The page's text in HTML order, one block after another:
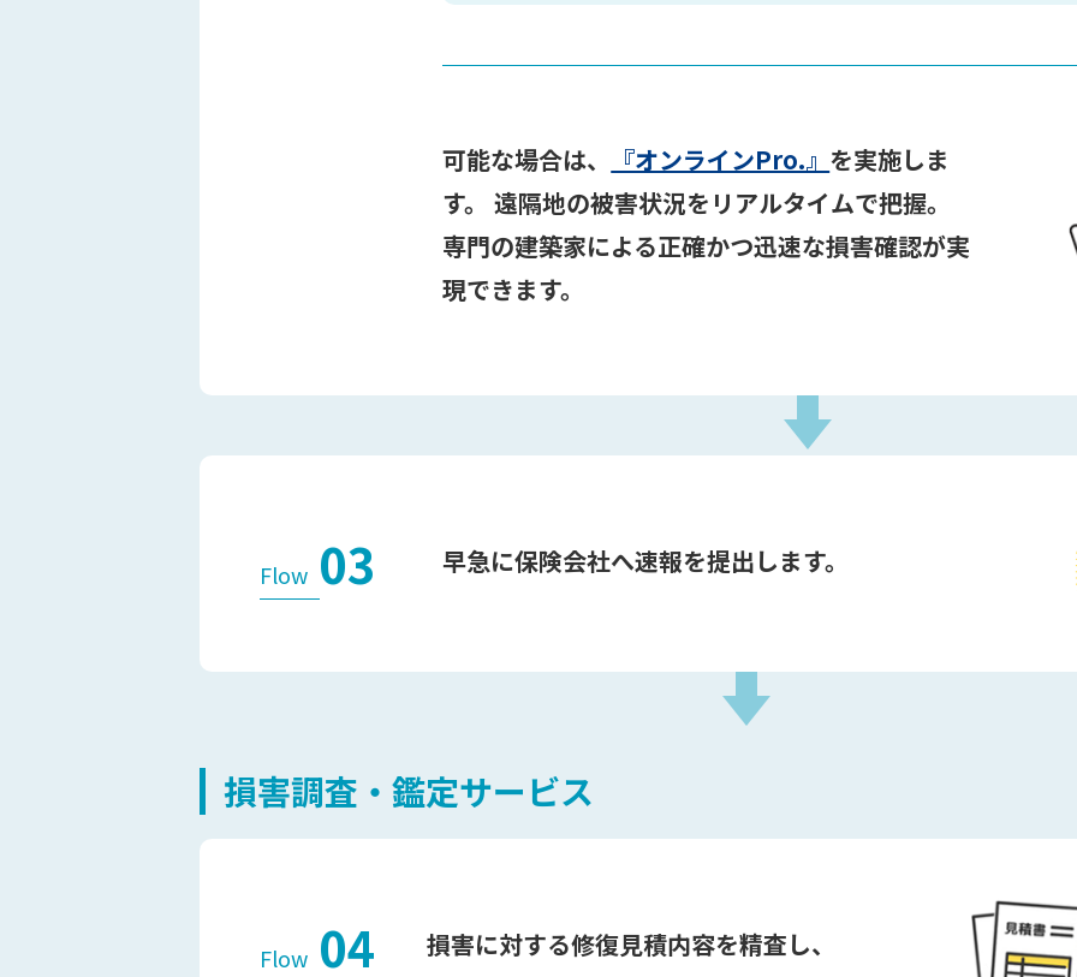
可能な場合は、 『オンラインPro.』 を実施しま
す。 遠隔地の被害状況をリアルタイムで把握。
専門の建築家による正確かつ迅速な損害確認が実
現できます。
Flow 03 早急に保険会社へ速報を提出します。
損害調査・鑑定サービス
Flow 04
損害に対する修復見積内容を精査し、